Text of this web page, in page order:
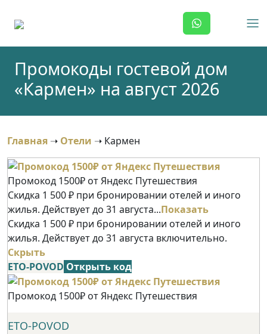
Промокоды гостевой дом
«Кармен» на август 2026
Главная ➝ Отели ➝ Кармен
Промокод 1500₽ от Яндекс Путешествия
Скидка 1 500 ₽ при бронировании отелей и иного
жилья. Действует до 31 августа...Показать
Скидка 1 500 ₽ при бронировании отелей и иного
жилья. Действует до 31 августа включительно.
Скрыть
ETO-POVOD Открыть код
Промокод 1500₽ от Яндекс Путешествия
ETO-POVOD